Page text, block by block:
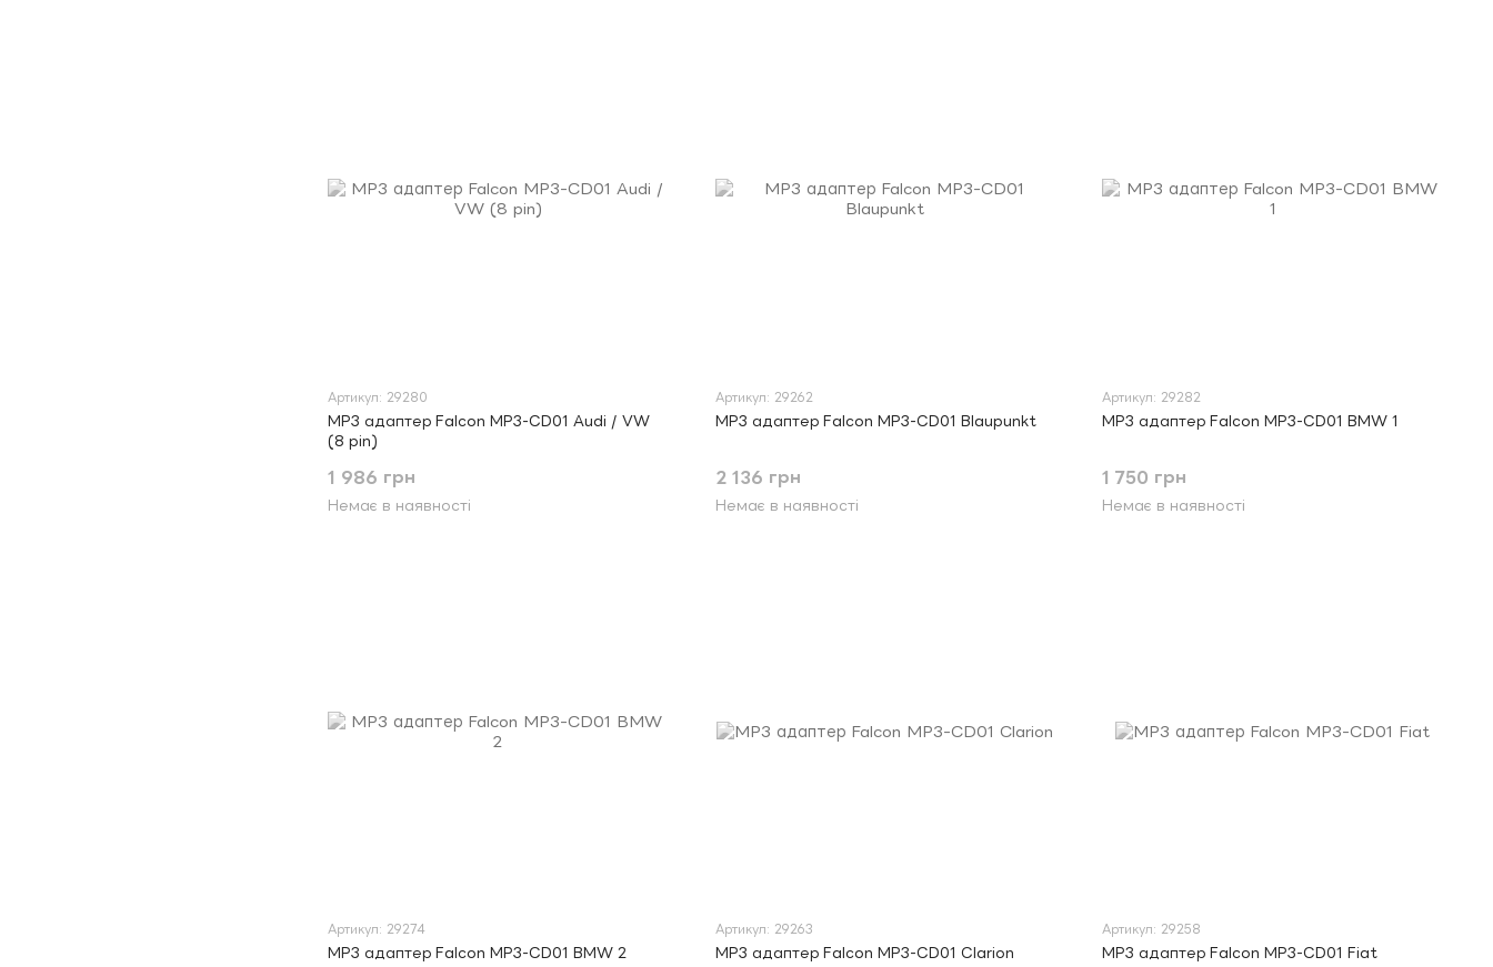
Артикул: 29280
MP3 адаптер Falcon MP3-CD01 Audi / VW
(8 pin)
1 986 грн
Немає в наявності
Артикул: 29262
MP3 адаптер Falcon MP3-CD01 Blaupunkt
2 136 грн
Немає в наявності
Артикул: 29282
MP3 адаптер Falcon MP3-CD01 BMW 1
1 750 грн
Немає в наявності
Артикул: 29274
MP3 адаптер Falcon MP3-CD01 BMW 2
Артикул: 29263
MP3 адаптер Falcon MP3-CD01 Clarion
Артикул: 29258
MP3 адаптер Falcon MP3-CD01 Fiat